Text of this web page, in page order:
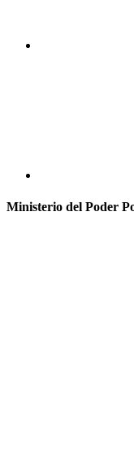
Ministerio del Poder